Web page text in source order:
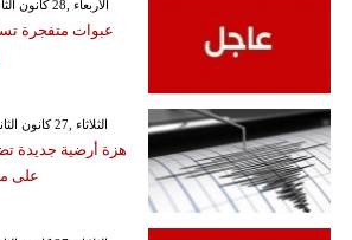
GMT 07:19 2026 الأربعاء ,28 كانون الثاني / يناير
عبوات متفجرة
GMT 18:47 2026 الثلاثاء ,27 كانون الثاني / يناير
على